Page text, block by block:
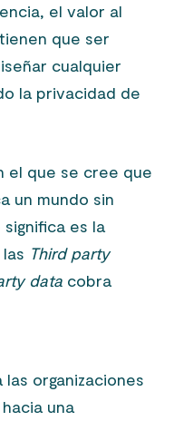
el valor al
que ser
cualquier
la privacidad de
el que se cree que
un mundo sin
es la
Third party
data cobra
organizaciones
una